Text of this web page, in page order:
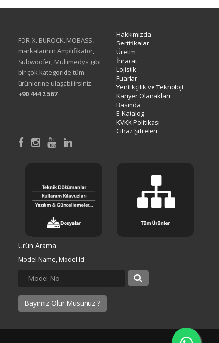
FOR-X, BUROCK, MOBASS,
markalarinin Amplifikatör,
Subwoofer, Multimedya gibi
bir çok kategoride tüm
ürünlerine ulaşabilirsiniz.
+90 444 2 567
Hakkımızda
Sertifikalar
Üretim
İhracat
Lojistik
Fuarlar
Yenilikçilik ve Teknoloji
Kariyer Olanakları
Basında
E-Katalog
KVKK Politikası
Cihaz Şifreleri
Ürün Arama
Model Name, Model Id
Bayimiz Olur Musunuz ?